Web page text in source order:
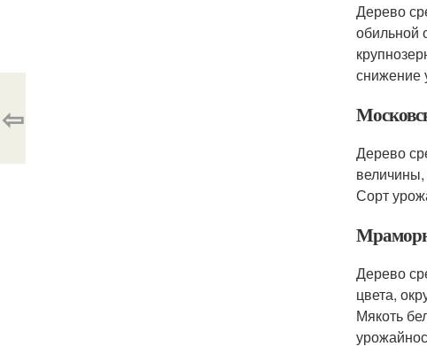
Дерево
обильной
снижение
Дерево
Сорт
Дерево
цвета,
Мякоть
⇦